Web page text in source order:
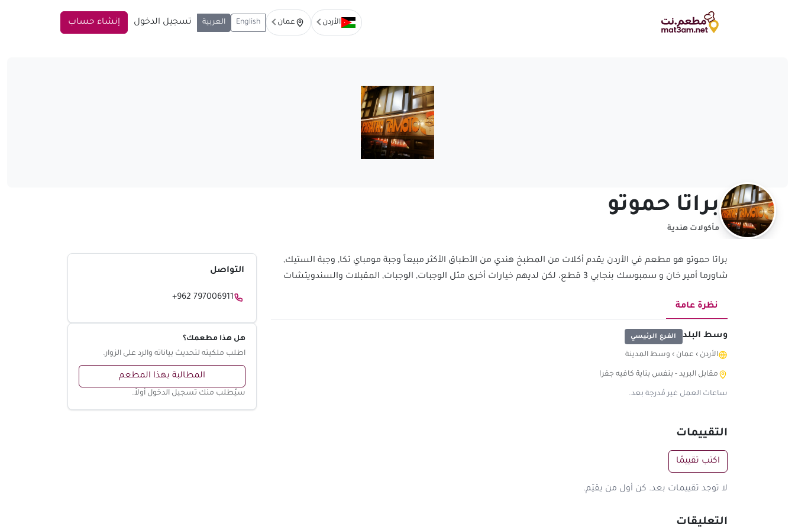
الأردن عمان English العربية تسجيل الدخول إنشاء حساب
براتا حموتو
مأكولات هندية
براتا حموتو هو مطعم في الأردن يقدم أكلات من المطبخ هندي من الأطباق الأكثر مبيعاً وجبة مومباي تكا, وجبة الستيك,
شاورما أمير خان و سمبوسك بنجابي 3 قطع، لكن لديهم خيارات أخرى مثل الوجبات, الوجبات, المقبلات والسندويتشات
نظرة عامة
وسط البلد الفرع الرئيسي
الأردن › عمان › وسط المدينة
مقابل البريد - بنفس بناية كافيه جفرا
ساعات العمل غير مُدرجة بعد.
التقييمات
اكتب تقييمًا
لا توجد تقييمات بعد. كن أول من يقيّم.
التعليقات
التواصل
+962 797006911
هل هذا مطعمك؟
اطلب ملكيته لتحديث بياناته والرد على الزوار.
المطالبة بهذا المطعم
سيُطلب منك تسجيل الدخول أولاً.